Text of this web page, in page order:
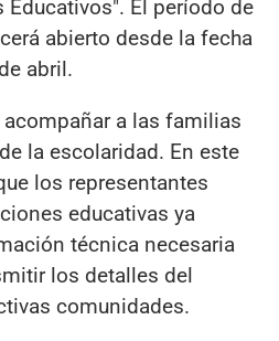
Educativos". El período de
abierto desde la fecha
abril.
a las familias
la escolaridad. En este
los representantes
educativas ya
técnica necesaria
los detalles del
comunidades.